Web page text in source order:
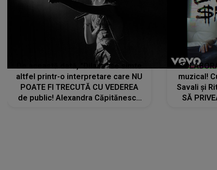
De această dată, "Dilaila" se simte
altfel printr-o interpretare care NU
POATE FI TRECUTĂ CU VEDEREA
de public! Alexandra Căpitănescu
muzical!
Savali și
SĂ